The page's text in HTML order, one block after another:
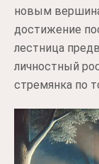
новым
достижение
лестница
личностный
стремянка по